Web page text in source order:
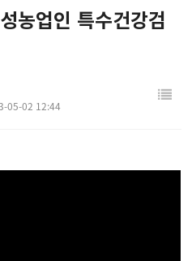
농업인 특수건강검
05-02 12:44